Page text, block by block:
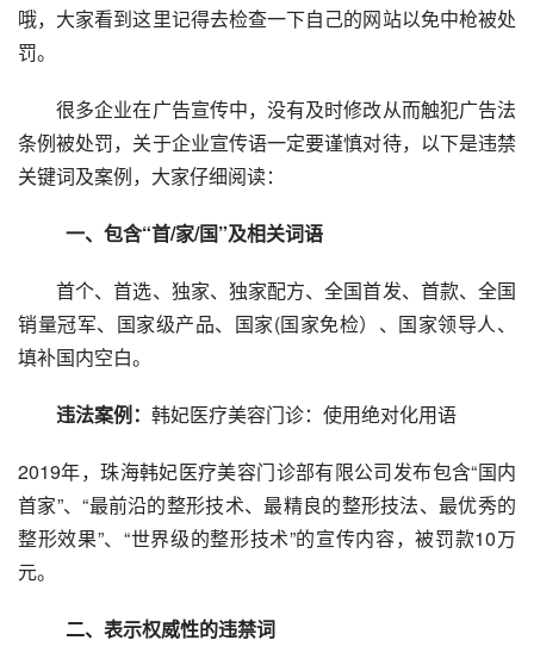
哦，大家看到这里记得去检查一下自己的网站以免中枪被处
罚。
很多企业在广告宣传中，没有及时修改从而触犯广告法
条例被处罚，关于企业宣传语一定要谨慎对待，以下是违禁
关键词及案例，大家仔细阅读：
一、包含“首/家/国”及相关词语
首个、首选、独家、独家配方、全国首发、首款、全国
销量冠军、国家级产品、国家(国家免检）、国家领导人、
填补国内空白。
违法案例： 韩妃医疗美容门诊：使用绝对化用语
2019年，珠海韩妃医疗美容门诊部有限公司发布包含“国内
首家”、“最前沿的整形技术、最精良的整形技法、最优秀的
整形效果”、“世界级的整形技术”的宣传内容，被罚款10万
元。
二、表示权威性的违禁词